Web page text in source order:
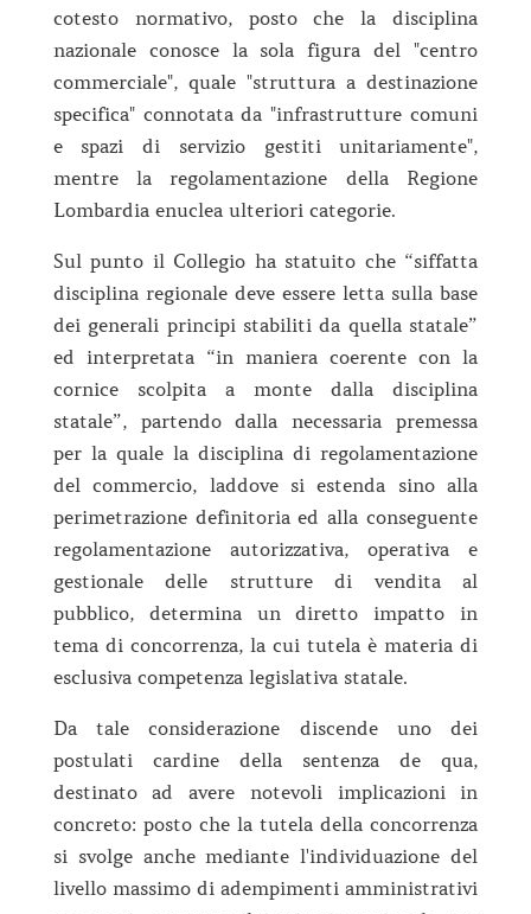
cotesto normativo, posto che la disciplina
nazionale conosce la sola figura del "centro
commerciale", quale "struttura a destinazione
specifica" connotata da "infrastrutture comuni
e spazi di servizio gestiti unitariamente",
mentre la regolamentazione della Regione
Lombardia enuclea ulteriori categorie.
Sul punto il Collegio ha statuito che “siffatta
disciplina regionale deve essere letta sulla base
dei generali principi stabiliti da quella statale”
ed interpretata “in maniera coerente con la
cornice scolpita a monte dalla disciplina
statale”, partendo dalla necessaria premessa
per la quale la disciplina di regolamentazione
del commercio, laddove si estenda sino alla
perimetrazione definitoria ed alla conseguente
regolamentazione autorizzativa, operativa e
gestionale delle strutture di vendita al
pubblico, determina un diretto impatto in
tema di concorrenza, la cui tutela è materia di
esclusiva competenza legislativa statale.
Da tale considerazione discende uno dei
postulati cardine della sentenza de qua,
destinato ad avere notevoli implicazioni in
concreto: posto che la tutela della concorrenza
si svolge anche mediante l'individuazione del
livello massimo di adempimenti amministrativi